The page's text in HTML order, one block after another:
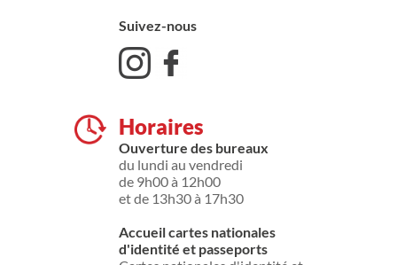
Suivez-nous
Horaires
Ouverture des bureaux
du lundi au vendredi
de 9h00 à 12h00
et de 13h30 à 17h30
Accueil cartes nationales
d'identité et passeports